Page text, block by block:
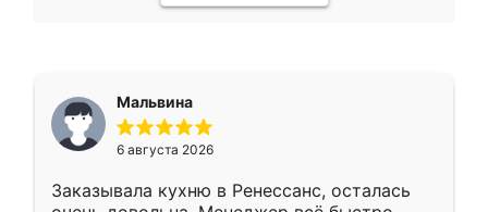
Мальвина
6 августа 2026
Заказывала кухню в Ренессанс, осталась